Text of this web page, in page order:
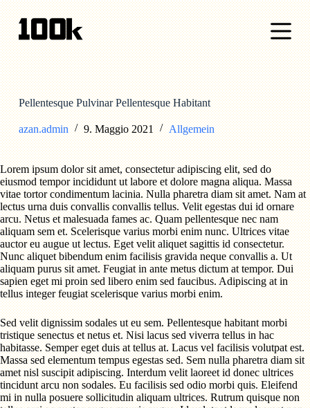
S
a
l
t
a
a
l
c
o
n
t
e
n
u
t
o
Pellentesque Pulvinar Pellentesque Habitant
azan.admin 9. Maggio 2021 Allgemein
Lorem ipsum dolor sit amet, consectetur adipiscing elit, sed do
eiusmod tempor incididunt ut labore et dolore magna aliqua. Massa
vitae tortor condimentum lacinia. Nulla pharetra diam sit amet. Nam at
lectus urna duis convallis convallis tellus. Velit egestas dui id ornare
arcu. Netus et malesuada fames ac. Quam pellentesque nec nam
aliquam sem et. Scelerisque varius morbi enim nunc. Ultrices vitae
auctor eu augue ut lectus. Eget velit aliquet sagittis id consectetur.
Nunc aliquet bibendum enim facilisis gravida neque convallis a. Ut
aliquam purus sit amet. Feugiat in ante metus dictum at tempor. Dui
sapien eget mi proin sed libero enim sed faucibus. Adipiscing at in
tellus integer feugiat scelerisque varius morbi enim.
Sed velit dignissim sodales ut eu sem. Pellentesque habitant morbi
tristique senectus et netus et. Nisi lacus sed viverra tellus in hac
habitasse. Semper eget duis at tellus at. Lacus vel facilisis volutpat est.
Massa sed elementum tempus egestas sed. Sem nulla pharetra diam sit
amet nisl suscipit adipiscing. Interdum velit laoreet id donec ultrices
tincidunt arcu non sodales. Eu facilisis sed odio morbi quis. Eleifend
mi in nulla posuere sollicitudin aliquam ultrices. Rutrum quisque non